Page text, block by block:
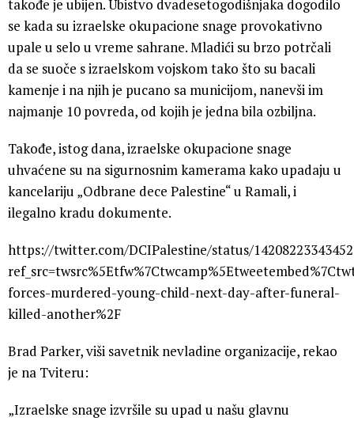
takođe je ubijen. Ubistvo dvadesetogodišnjaka dogodilo
se kada su izraelske okupacione snage provokativno
upale u selo u vreme sahrane. Mladići su brzo potrčali
da se suoče s izraelskom vojskom tako što su bacali
kamenje i na njih je pucano sa municijom, nanevši im
najmanje 10 povreda, od kojih je jedna bila ozbiljna.
Takođe, istog dana, izraelske okupacione snage
uhvaćene su na sigurnosnim kamerama kako upadaju u
kancelariju „Odbrane dece Palestine“ u Ramali, i
ilegalno kradu dokumente.
https://twitter.com/DCIPalestine/status/
forces-murdered-young-child-next-day-after-funeral-
killed-another%2F
Brad Parker, viši savetnik nevladine organizacije, rekao
je na Tviteru:
„Izraelske snage izvršile su upad u našu glavnu